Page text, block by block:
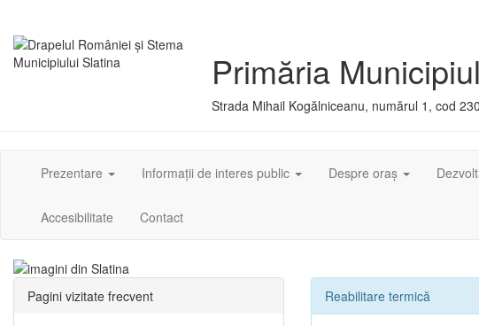
Primăria
Strada Mihail Kogălniceanu, numărul 1, cod
Prezentare Informații de interes public Despre oraș
Accesibilitate Contact
Reabilitare termică
Pagini vizitate frecvent